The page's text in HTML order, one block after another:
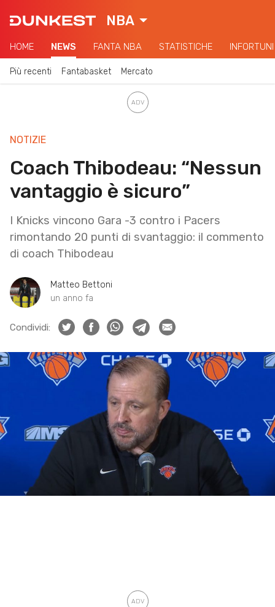
NBA
HOME NEWS FANTA NBA STATISTICHE INFORTUNI
Più recenti Fantabasket Mercato
NOTIZIE
Coach Thibodeau: “Nessun
vantaggio è sicuro”
I Knicks vincono Gara -3 contro i Pacers
rimontando 20 punti di svantaggio: il commento
di coach Thibodeau
Matteo Bettoni
un anno fa
Condividi: